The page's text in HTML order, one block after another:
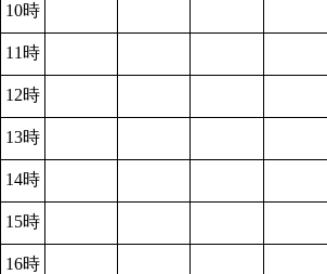
10時
11時
12時
13時
14時
15時
16時